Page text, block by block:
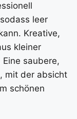
leer
Kreative,
kleiner
saubere,
mit der absicht
schönen